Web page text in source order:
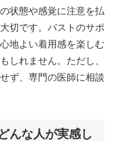
状態や感覚に注意を払
切です。バストのサポ
地よい着用感を楽しむ
しれません。ただし、
ず、専門の医師に相談
んな人が実感し